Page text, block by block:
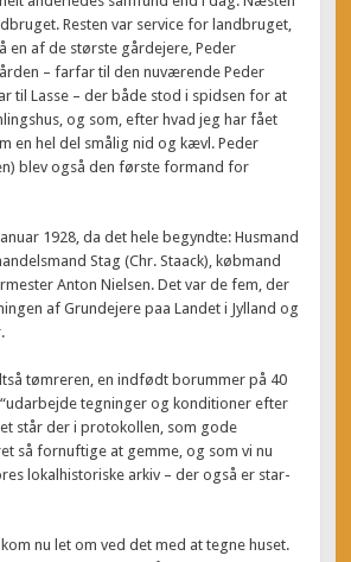
Resten var service for landbruget,
en af de største gårdejere, Peder
– farfar til den nuværende Peder
til Lasse – der både stod i spidsen for at
og som, efter hvad jeg har fået
en hel del smålig nid og kævl. Peder
blev også den første formand for
1928, da det hele begyndte: Husmand
Stag (Chr. Staack), købmand
Anton Nielsen. Det var de fem, der
af Grundejere paa Landet i Jylland og
tømreren, en indfødt borummer på 40
tegninger og konditioner efter
står der i protokollen, som gode
så fornuftige at gemme, og som vi nu
lokalhistoriske arkiv – der også er star-
nu let om ved det med at tegne huset.